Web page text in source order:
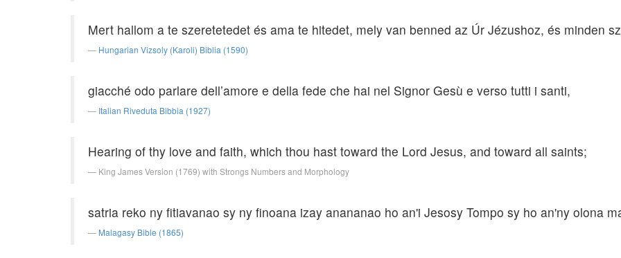
Mert hallom a te szeretetedet és ama te hitedet, mely van benned az Úr Jézushoz, és minden
Hungarian Vizsoly (Karoli) Biblia (1590)
giacché odo parlare dell’amore e della fede che hai nel Signor Gesù e verso tutti i santi,
Italian Riveduta Bibbia (1927)
Hearing of thy love and faith, which thou hast toward the Lord Jesus, and toward all saints;
King James Version (1769) with Strongs Numbers and Morphology
satria reko ny fitiavanao sy ny finoana izay anananao ho an'i Jesosy Tompo sy ho an'ny olona
Malagasy Bible (1865)